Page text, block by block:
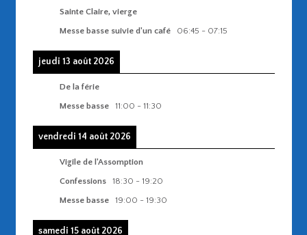
Sainte Claire, vierge
Messe basse suivie d'un café
06:45 - 07:15
jeudi 13 août 2026
De la férie
Messe basse
11:00 - 11:30
vendredi 14 août 2026
Vigile de l'Assomption
Confessions
18:30 - 19:20
Messe basse
19:00 - 19:30
samedi 15 août 2026